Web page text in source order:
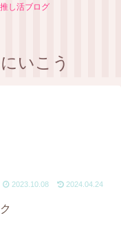
し活ブログ
いこう
2023.10.08 2024.04.24